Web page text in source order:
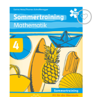
Zur
Wunschliste
hinzufügen